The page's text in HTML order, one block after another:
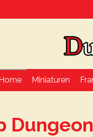
Miniaturen